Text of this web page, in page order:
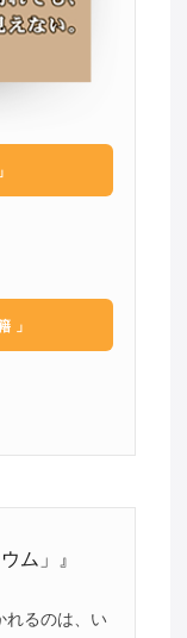
」
ム」』
れるのは、い